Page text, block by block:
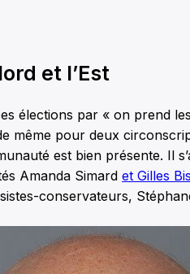
et l’Est
élections par « on prend
même pour deux
est bien présente. Il
Amanda Simard et Gilles
conservateurs,